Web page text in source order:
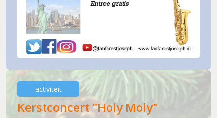
activiteit
Kerstconcert "Holy Moly"